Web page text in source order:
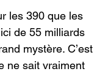
les 390 que les
de 55 milliards
mystère. C’est
ne sait vraiment